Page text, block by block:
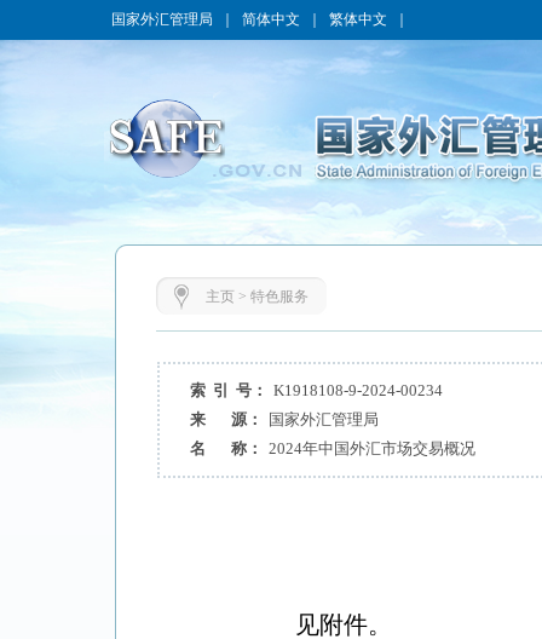
国家外汇管理局 简体中文 繁体中文
主页> 特色服务
索 引 号：
K1918108-9-2024-00234
来 源：
国家外汇管理局
名 称：
2024年中国外汇市场交易概况
见附件。